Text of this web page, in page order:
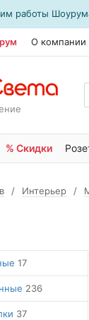
работы
О компании
% Скидки
Интерьер
17
236
37